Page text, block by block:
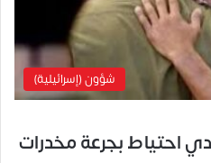
شؤون (إسرائيلية)
احتياط بجرعة مخدرات